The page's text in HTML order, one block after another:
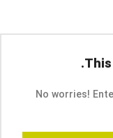
No worries!